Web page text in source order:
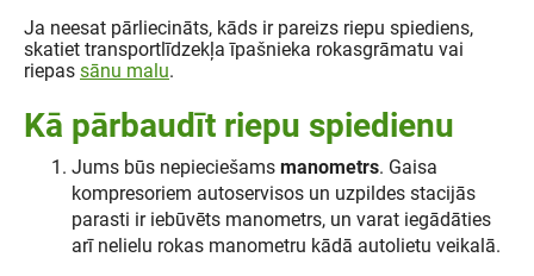
Ja neesat pārliecināts, kāds ir pareizs riepu spiediens,
skatiet transportlīdzekļa īpašnieka rokasgrāmatu vai
riepas sānu malu.
Kā pārbaudīt riepu spiedienu
Jums būs nepieciešams manometrs. Gaisa
kompresoriem autoservisos un uzpildes stacijās
parasti ir iebūvēts manometrs, un varat iegādāties
arī nelielu rokas manometru kādā autolietu veikalā.